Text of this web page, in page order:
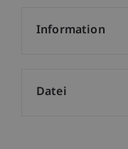
Information
Datei